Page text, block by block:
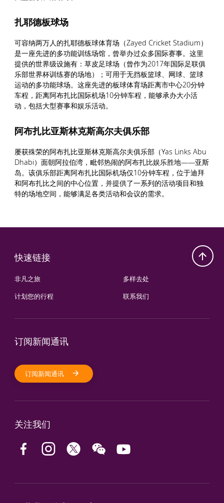
扎耶德板球场
可容纳两万人的扎耶德板球体育场（Zayed Cricket Stadium）
是一座先进的多功能训练场馆，曾举办过众多国际赛事。这里
提供的世界级设施有：草皮足球场（曾作为2017年国际足联俱
乐部世界杯训练赛的场地）；可用于无挡板篮球、网球、篮球
运动的多功能球场。这座先进的板球体育场距离市中心20分钟
车程，距离阿布扎比国际机场10分钟车程，能够承办大小活
动，包括大型赛事和娱乐活动。
阿布扎比亚斯林克斯高尔夫俱乐部
屡获殊荣的阿布扎比亚斯林克斯高尔夫俱乐部（Yas Links Abu
Dhabi）面朝阿拉伯湾，毗邻热闹的阿布扎比娱乐胜地——亚斯
岛。该俱乐部距离阿布扎比国际机场仅10分钟车程，位于迪拜
和阿布扎比之间的中心位置，并提供了一系列的活动项目和独
特的场地空间，能够满足各类活动和会议的需求。
快速链接
非凡之旅
计划您的行程
多样去处
联系我们
订阅新闻通讯
订阅新闻通讯
关注我们